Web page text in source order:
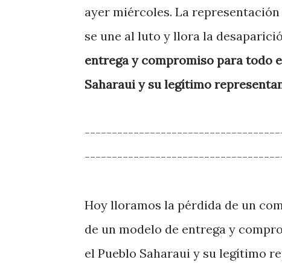
ayer miércoles. La
se une al luto y llora la
entrega y compromiso para todo
Saharaui y su legítimo
Hoy lloramos la pérdida de un
de un modelo de entrega y
el Pueblo Saharaui y su legítimo